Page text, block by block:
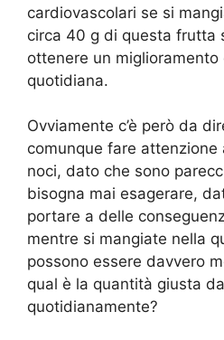
cardiovascolari se si
circa 40 g di questa frutta
ottenere un
quotidiana.
Ovviamente c’è però da
comunque fare attenzione
noci, dato che sono
bisogna mai esagerare,
portare a delle
mentre si mangiate nella
possono essere davvero
qual è la quantità giusta
quotidianamente?